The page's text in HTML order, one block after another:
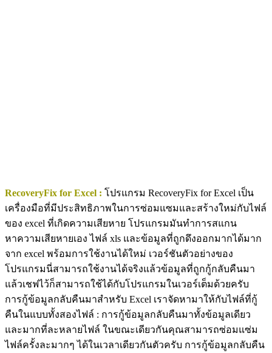
RecoveryFix for Excel : โปรแกรม RecoveryFix for Excel เป็น
เครื่องมือที่มีประสิทธิภาพในการซ่อมแซมและสร้างใหม่กับไฟล์
ของ excel ที่เกิดความเสียหาย โปรแกรมมันทำการสแกน
หาความเสียหายเอง ไฟล์ xls และข้อมูลที่ถูกดึงออกมากได้มาก
จาก excel พร้อมการใช้งานได้ใหม่ เวอร์ชันตัวอย่างของ
โปรแกรมนี่สามารถใช้งานได้จริงแล้วข้อมูลที่ถูกกู้กลับคืนมา
แล้วเชฟไว้ก็สามารถใช้ได้กับโปรแกรมในเวอร์เต็มด้วยครับ
การกู้ข้อมูลกลับคืนมาสำหรับ Excel เราจัดหามาให้กับไฟล์ที่กู้
คืนในแบบทั้งสองไฟล์ : การกู้ข้อมูลกลับคืนมาทั้งข้อมูลเดียว
และมากที่ละหลายไฟล์ ในขณะเดียวกันคุณสามารถซ่อมแซ่ม
ไฟล์ครั้งละมากๆ ได้ในเวลาเดียวกันตัวครับ การกู้ข้อมูลกลับคืน